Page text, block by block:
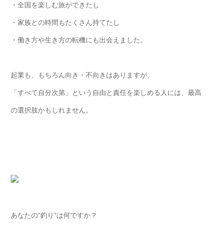
・全国を楽しむ旅ができたし
・家族との時間もたくさん持てたし
・働き方や生き方の転機にも出会えました。
起業も、もちろん向き・不向きはありますが、
「すべて自分次第」という自由と責任を楽しめる人には、最高
の選択肢かもしれません。
あなたの“釣り”は何ですか？